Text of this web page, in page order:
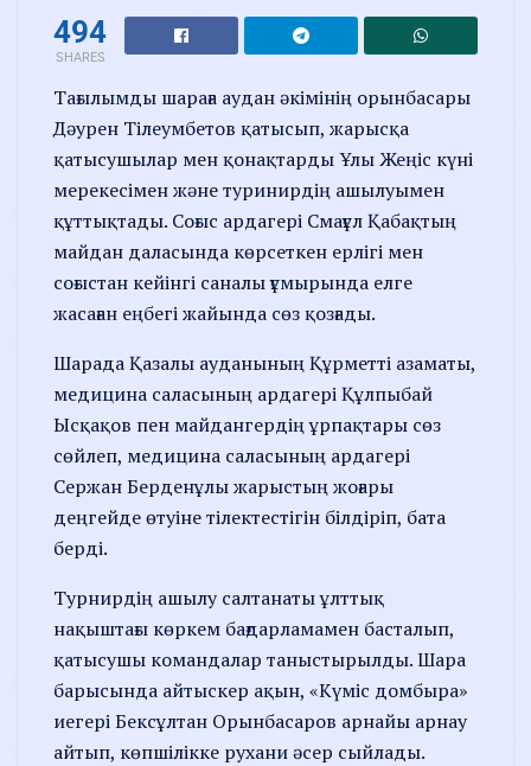
494
SHARES
Тағылымды шараға аудан әкімінің орынбасары
Дәурен Тілеумбетов қатысып, жарысқа
қатысушылар мен қонақтарды Ұлы Жеңіс күні
мерекесімен және туринирдің ашылуымен
құттықтады. Соғыс ардагері Смағұл Қабақтың
майдан даласында көрсеткен ерлігі мен
соғыстан кейінгі саналы ғұмырында елге
жасаған еңбегі жайында сөз қозғады.
Шарада Қазалы ауданының Құрметті азаматы,
медицина саласының ардагері Құлпыбай
Ысқақов пен майдангердің ұрпақтары сөз
сөйлеп, медицина саласының ардагері
Сержан Берденұлы жарыстың жоғары
деңгейде өтуіне тілектестігін білдіріп, бата
берді.
Турнирдің ашылу салтанаты ұлттық
нақыштағы көркем бағдарламамен басталып,
қатысушы командалар таныстырылды. Шара
барысында айтыскер ақын, «Күміс домбыра»
иегері Бексұлтан Орынбасаров арнайы арнау
айтып, көпшілікке рухани әсер сыйлады.